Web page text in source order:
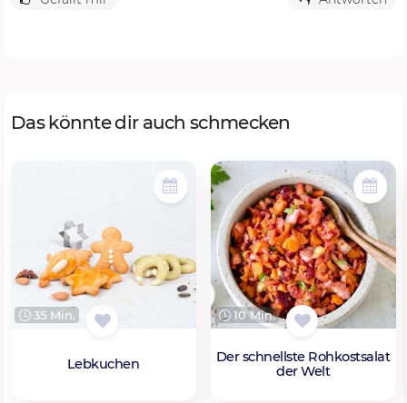
Das könnte dir auch schmecken
35 Min.
Lebkuchen
10 Min.
Der schnellste Rohkostsalat
der Welt